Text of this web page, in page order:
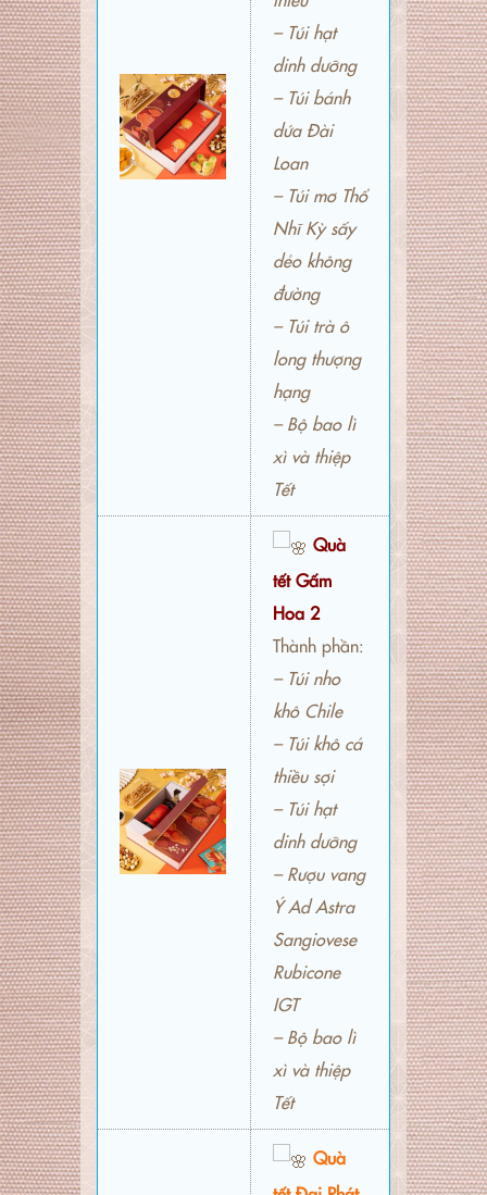
– Túi hạt
dinh dưỡng
– Túi bánh
dứa Đài
Loan
– Túi mơ Thổ
Nhĩ Kỳ sấy
dẻo không
đường
– Túi trà ô
long thượng
hạng
– Bộ bao lì
xì và thiệp
Tết
Quà
tết Gấm
Hoa 2
Thành phần:
– Túi nho
khô Chile
– Túi khô cá
thiều sợi
– Túi hạt
dinh dưỡng
– Rượu vang
Ý Ad Astra
Sangiovese
Rubicone
IGT
– Bộ bao lì
xì và thiệp
Tết
Quà